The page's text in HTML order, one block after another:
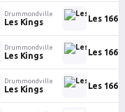
Drummondville
Les Kings Les 1664
Drummondville
Les Kings Les 1664
Drummondville
Les Kings Les 1664